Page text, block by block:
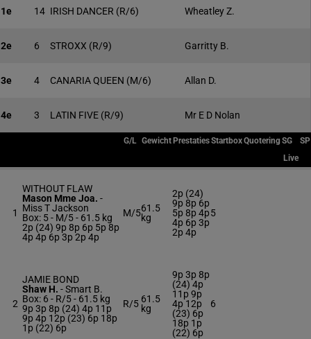
1e 14 IRISH DANCER (R/6) Wheatley Z.
2e 6 STROXX (R/9) Garritty B.
3e 4 CANARIA QUEEN (M/6) Allan D.
4e 3 LATIN FIVE (R/9) Mr E D Nolan
G/L Gewicht PrestatiesStartboxQuoteringSG
SP
Live
1
WITHOUT FLAW
Mason Mme Joa. -
Miss T Jackson
Box: 5 - M/5 - 61.5 kg
2p (24) 9p 8p 6p 5p 8p
4p 4p 6p 3p 2p 4p
M/561.5
kg
2p (24)
9p 8p 6p
5p 8p 4p
4p 6p 3p
2p 4p
5
2
JAMIE BOND
Shaw H. -Smart B.
Box: 6 - R/5 - 61.5 kg
9p 3p 8p (24) 4p 11p
9p 4p 12p (23) 6p 18p
1p (22) 6p
R/5 61.5
kg
9p 3p 8p
(24) 4p
11p 9p
4p 12p
(23) 6p
18p 1p
(22) 6p
6